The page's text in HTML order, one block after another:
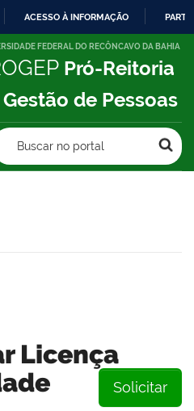
IR
PARA
CONTEÚDO
ACESSO À INFORMAÇÃO
FEDERAL DO RECÔNCAVO DA BAHIA
Pró-Reitoria
de Pessoas
Buscar no portal
Licença
Solicitar